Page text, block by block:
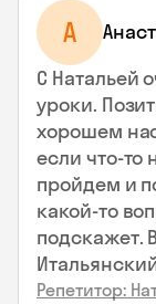
А
С Натальей
уроки.
хорошем
если что-то
пройдем и
какой-то
подскажет.
Репетитор: